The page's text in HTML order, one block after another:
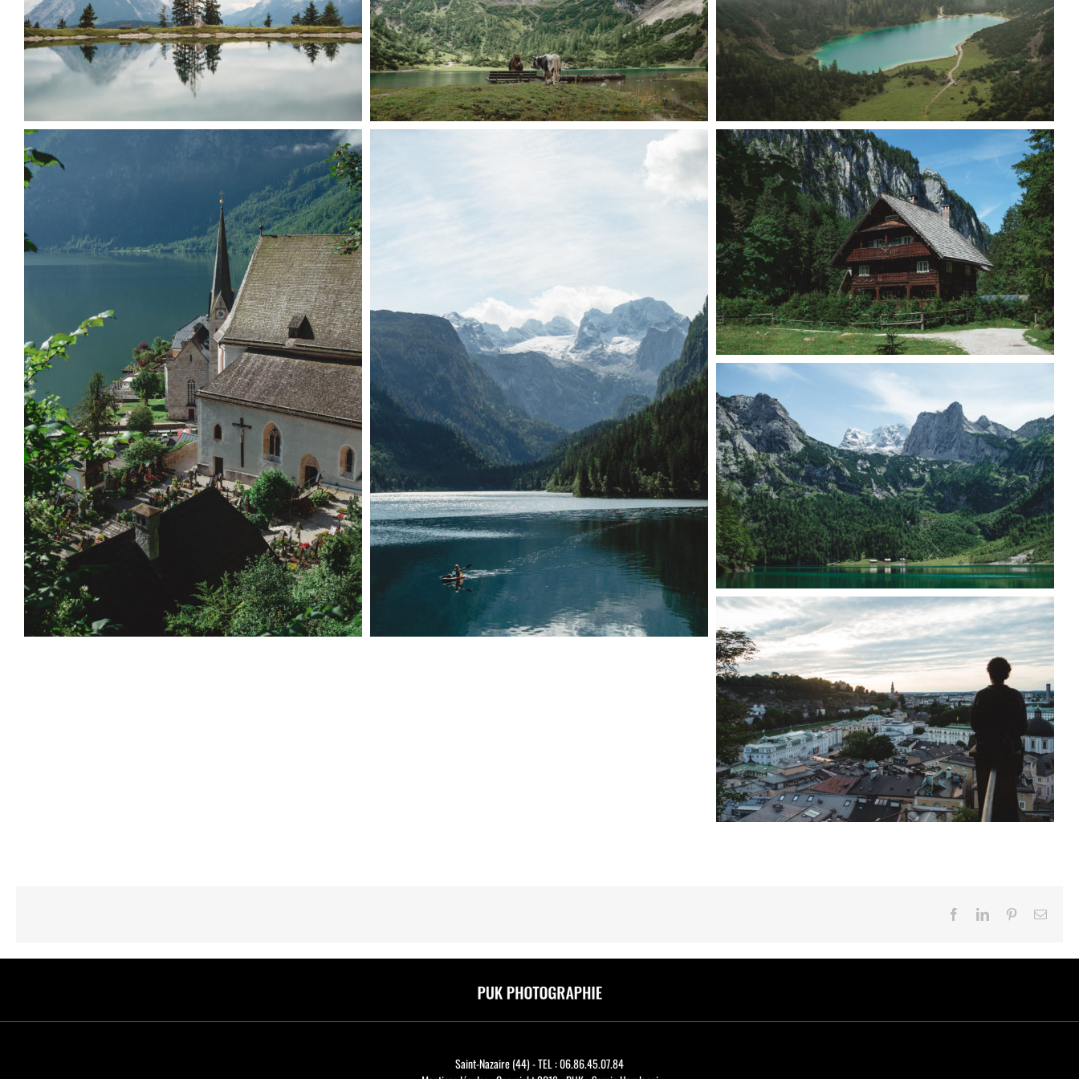
FacebookLinkedInPinterestEmail
Saint-Nazaire (44) - TEL : 06.86.45.07.84